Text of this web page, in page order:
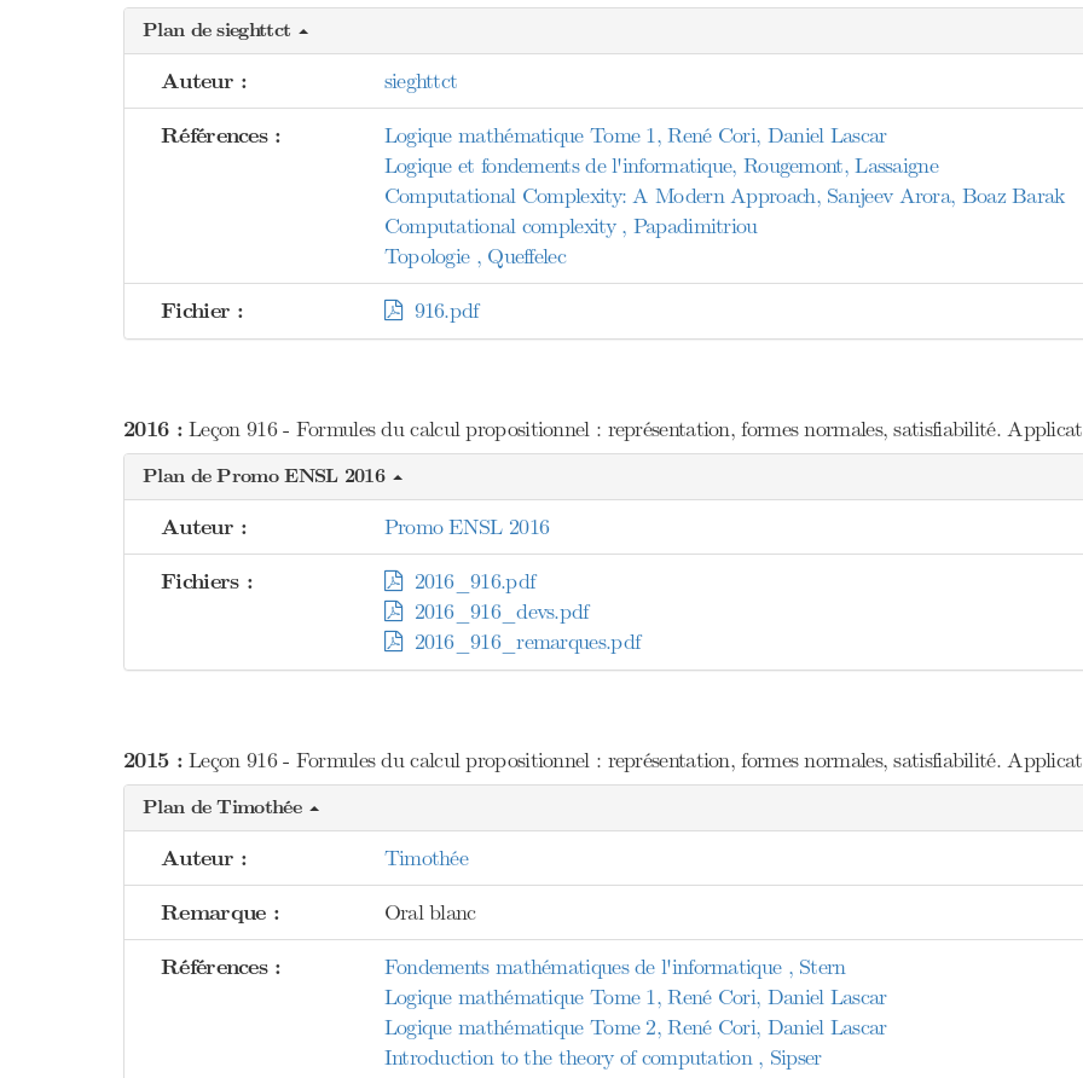
Plan de sieghttct
Auteur : sieghttct
Références :
Logique mathématique Tome 1, René Cori, Daniel Lascar
Logique et fondements de l'informatique, Rougemont, Lassaigne
Computational Complexity: A Modern Approach, Sanjeev Arora, Boaz Barak
Computational complexity , Papadimitriou
Topologie , Queffelec
Fichier : 916.pdf
2016 :Leçon 916 - Formules du calcul propositionnel : représentation, formes normales, satisfiabilité.
Plan de Promo ENSL 2016
Auteur : Promo ENSL 2016
Fichiers :
2016_916.pdf
2016_916_devs.pdf
2016_916_remarques.pdf
2015 :Leçon 916 - Formules du calcul propositionnel : représentation, formes normales, satisfiabilité.
Plan de Timothée
Auteur : Timothée
Remarque : Oral blanc
Références :
Fondements mathématiques de l'informatique , Stern
Logique mathématique Tome 1, René Cori, Daniel Lascar
Logique mathématique Tome 2, René Cori, Daniel Lascar
Introduction to the theory of computation , Sipser